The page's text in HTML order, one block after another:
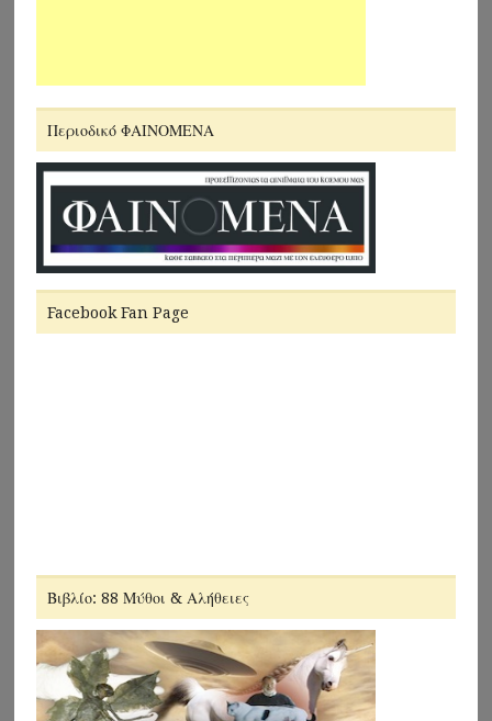
Περιοδικό ΦΑΙΝΟΜΕΝΑ
Facebook Fan Page
Βιβλίο: 88 Μύθοι & Αλήθειες